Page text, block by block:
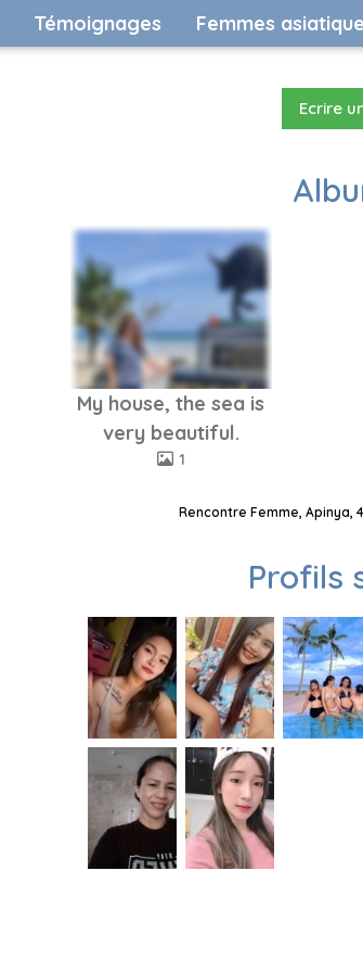
Témoignages Femmes
Ecrire
My house, the sea is
very beautiful.
1
Rencontre Femme, Apinya,
Profils